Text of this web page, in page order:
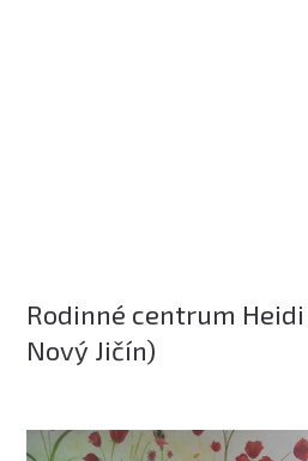
Rodinné centrum
Nový Jičín)